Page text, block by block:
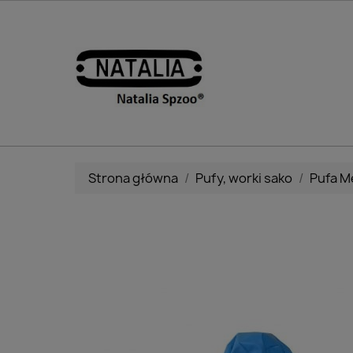
Strona główna Pufy, worki sako Pufa